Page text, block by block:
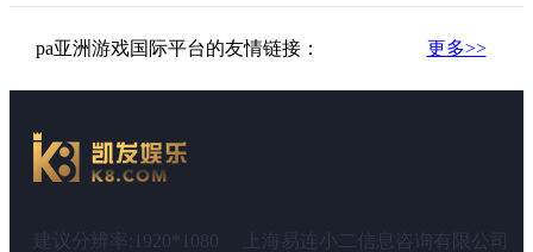
pa亚洲游戏国际平台的友情链接： 更多>>
建议分辨率:1920*1080 上海易连小二信息咨询有限公司